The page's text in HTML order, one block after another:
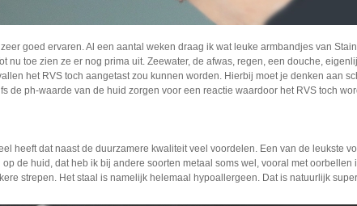
goed ervaren. Al een aantal weken draag ik wat leuke armbandjes van
nu toe zien ze er nog prima uit. Zeewater, de afwas, regen, een douche,
het RVS toch aangetast zou kunnen worden. Hierbij moet je denken aan
de ph-waarde van de huid zorgen voor een reactie waardoor het RVS toch
heeft dat naast de duurzamere kwaliteit veel voordelen. Een van de leukste
de huid, dat heb ik bij andere soorten metaal soms wel, vooral met oorbellen
strepen. Het staal is namelijk helemaal hypoallergeen. Dat is natuurlijk